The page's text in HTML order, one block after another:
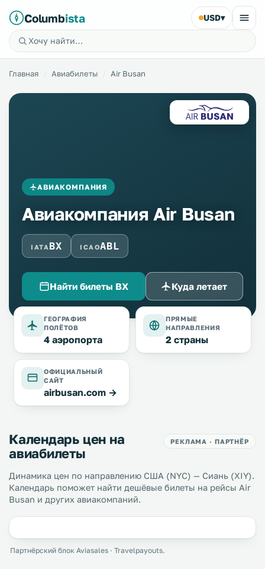
Columbista USD▾
Главная Авиабилеты Air Busan
АВИАКОМПАНИЯ
Авиакомпания Air Busan
IATA BX ICAOABL
Найти билеты BX Куда летает
ГЕОГРАФИЯ
ПОЛЁТОВ
4 аэропорта
ПРЯМЫЕ
НАПРАВЛЕНИЯ
2 страны
ОФИЦИАЛЬНЫЙ
САЙТ
airbusan.com →
Календарь цен на
авиабилеты
РЕКЛАМА · ПАРТНЁР
Динамика цен по направлению США (NYC) — Сиань (XIY).
Календарь поможет найти дешёвые билеты на рейсы Air
Busan и других авиакомпаний.
Партнёрский блок Aviasales · Travelpayouts.